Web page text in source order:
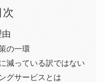
次
の一環
減っている訳ではない
グサービスとは